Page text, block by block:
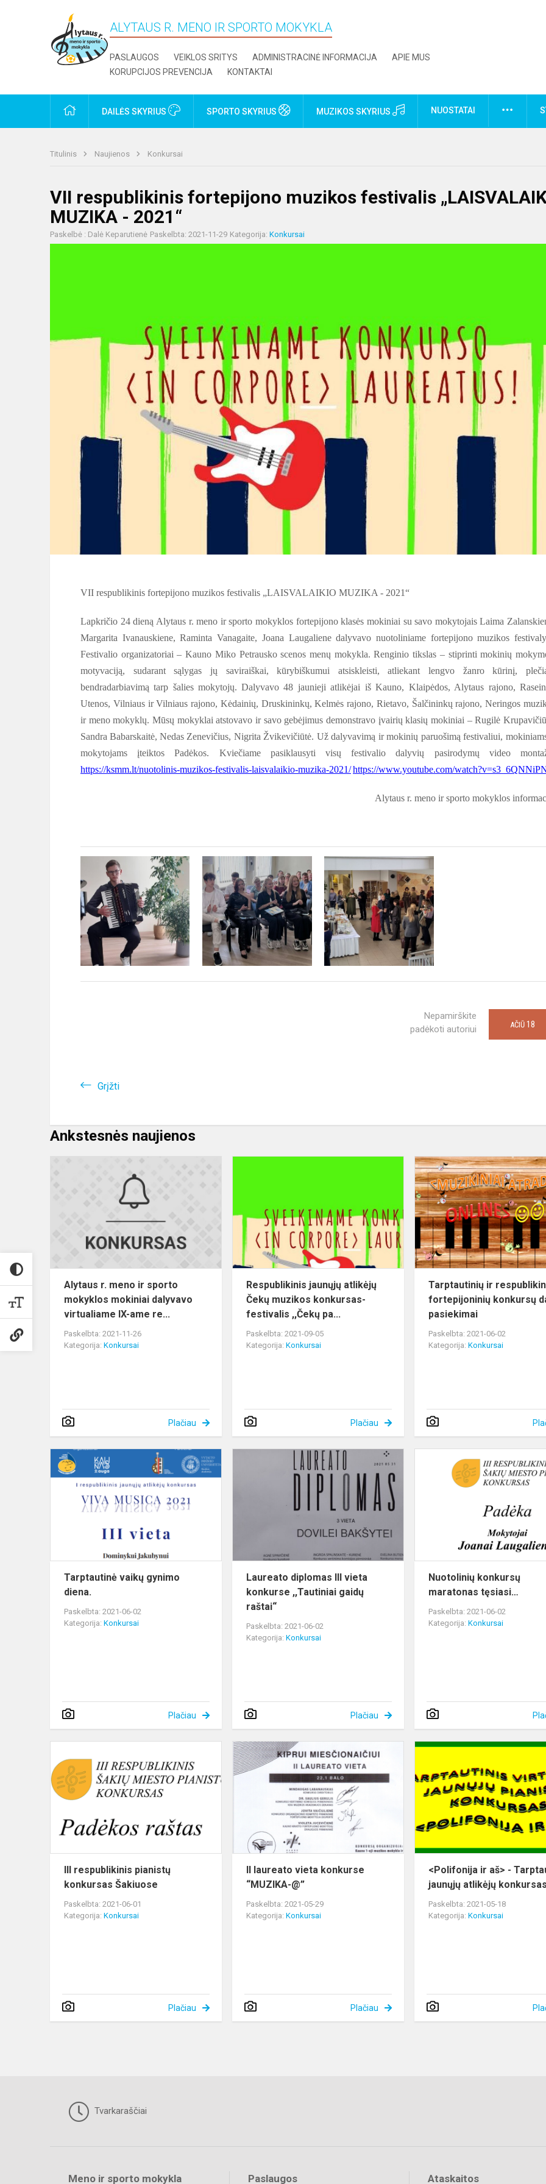
ALYTAUS R. MENO IR SPORTO MOKYKLA
PASLAUGOS VEIKLOS SRITYS ADMINISTRACINĖ INFORMACIJA
APIE MUS
KORUPCIJOS PREVENCIJA
KONTAKTAI
PRADŽIADAILĖS SKYRIUS SPORTO SKYRIUS MUZIKOS SKYRIUS NUOSTATAI
Titulinis Naujienos Konkursai
VII respublikinis fortepijono muzikos festivalis
MUZIKA - 2021“
Paskelbė : Dalė Keparutienė Paskelbta: 2021-11-29 Kategorija: Konkursai
VII respublikinis fortepijono muzikos festivalis „LAISVALAIKIO MUZIKA - 2021“
Lapkričio 24 dieną Alytaus r. meno ir sporto mokyklos fortepijono klasės mokiniai su savo mokytojais Laima
Margarita Ivanauskiene, Raminta Vanagaite, Joana Laugaliene dalyvavo nuotoliniame fortepijono muzikos
Festivalio organizatoriai – Kauno Miko Petrausko scenos menų mokykla. Renginio tikslas – stiprinti mokinių
motyvaciją, sudarant sąlygas jų saviraiškai, kūrybiškumui atsiskleisti, atliekant lengvo žanro kūrinį,
bendradarbiavimą tarp šalies mokytojų. Dalyvavo 48 jaunieji atlikėjai iš Kauno, Klaipėdos, Alytaus rajono,
Utenos, Vilniaus ir Vilniaus rajono, Kėdainių, Druskininkų, Kelmės rajono, Rietavo, Šalčininkų rajono, Neringos
ir meno mokyklų. Mūsų mokyklai atstovavo ir savo gebėjimus demonstravo įvairių klasių mokiniai – Rugilė
Sandra Babarskaitė, Nedas Zenevičius, Nigrita Žvikevičiūtė. Už dalyvavimą ir mokinių paruošimą festivaliui,
mokytojams įteiktos Padėkos. Kviečiame pasiklausyti visų festivalio dalyvių pasirodymų video
https://ksmm.lt/nuotolinis-muzikos-festivalis-laisvalaikio-muzika-2021/https://www.youtube.com/
Alytaus r. meno ir sporto mokyklos
Nepamirškite
padėkoti autoriui
AČIŪ 18
Grįžti
Ankstesnės naujienos
sporto
mokyklos
mokiniai
dalyvavo
virtua...
Alytaus r. meno ir sporto
mokyklos mokiniai dalyvavo
virtualiame IX-ame re...
Paskelbta: 2021-11-26
Kategorija: Konkursai
Plačiau
Respublikinis
jaunųjų
atlikėjų
Čekų
muzikos
konkursas-
festi...
Respublikinis jaunųjų atlikėjų
Čekų muzikos konkursas-
festivalis ,,Čekų pa...
Paskelbta: 2021-09-05
Kategorija:Konkursai
Plačiau
Tarptautinių ir
fortepijoninių konkursų
pasiekimai
Paskelbta: 2021-06-02
Kategorija:Konkursai
vaikų
Tarptautinė vaikų gynimo
diena.
Paskelbta: 2021-06-02
Kategorija: Konkursai
Plačiau
rašt...
Laureato diplomas III vieta
konkurse ,,Tautiniai gaidų
raštai“
Paskelbta: 2021-06-02
Kategorija:Konkursai
Plačiau
Nuotolinių konkursų
maratonas tęsiasi…
Paskelbta: 2021-06-02
Kategorija:Konkursai
respublikinis
pianistų
III respublikinis pianistų
konkursas Šakiuose
Paskelbta: 2021-06-01
Kategorija: Konkursai
Plačiau
vieta
konkurse
II laureato vieta konkurse
“MUZIKA-@”
Paskelbta: 2021-05-29
Kategorija:Konkursai
Plačiau
<Polifonija ir aš> -
jaunųjų atlikėjų konkursas
Paskelbta: 2021-05-18
Kategorija:Konkursai
Tvarkaraščiai
Meno ir sporto mokykla Paslaugos Ataskaitos